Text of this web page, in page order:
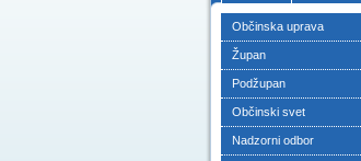
Občinska uprava
Župan
Podžupan
Občinski svet
Nadzorni odbor